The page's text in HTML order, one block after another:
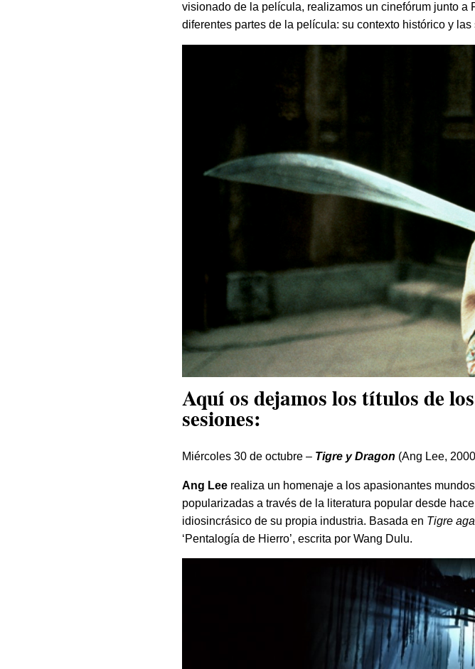
visionado de la película, realizamos un cinefórum junto
diferentes partes de la película: su contexto histórico y
Aquí os dejamos los títulos de
sesiones:
Miércoles 30 de octubre – Tigre y Dragon (Ang Lee,
Ang Lee realiza un homenaje a los apasionantes mundos
popularizadas a través de la literatura popular desde
idiosincrásico de su propia industria. Basada en Tigre
‘Pentalogía de Hierro’, escrita por Wang Dulu.